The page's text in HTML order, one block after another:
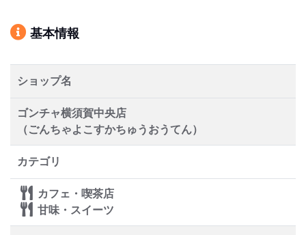
基本情報
ショップ名
ゴンチャ横須賀中央店
（ごんちゃよこすかちゅうおうてん）
カテゴリ
カフェ・喫茶店
甘味・スイーツ